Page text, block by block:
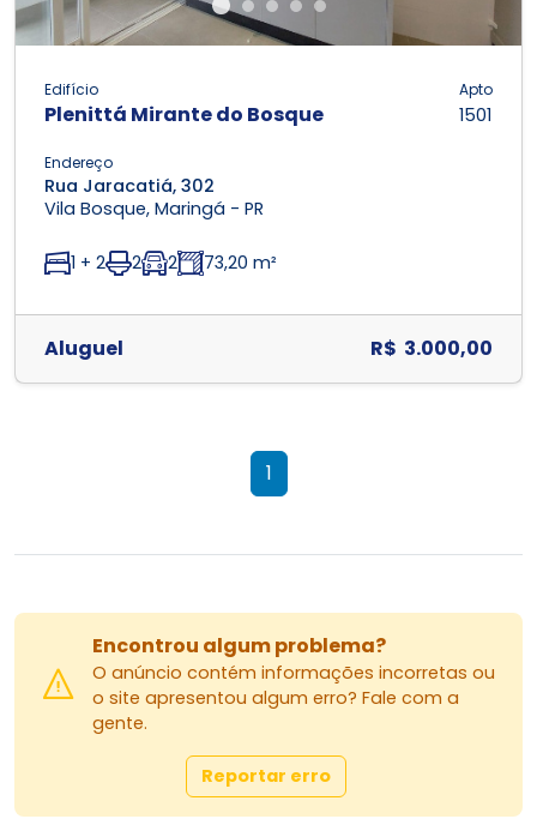
Edifício
Plenittá Mirante do Bosque
Apto
1501
Endereço
Rua Jaracatiá, 302
Vila Bosque, Maringá - PR
1 + 2 2 2 73,20 m²
Aluguel R$ 3.000,00
1
Encontrou algum problema?
O anúncio contém informações incorretas ou
o site apresentou algum erro? Fale com a
gente.
Reportar erro